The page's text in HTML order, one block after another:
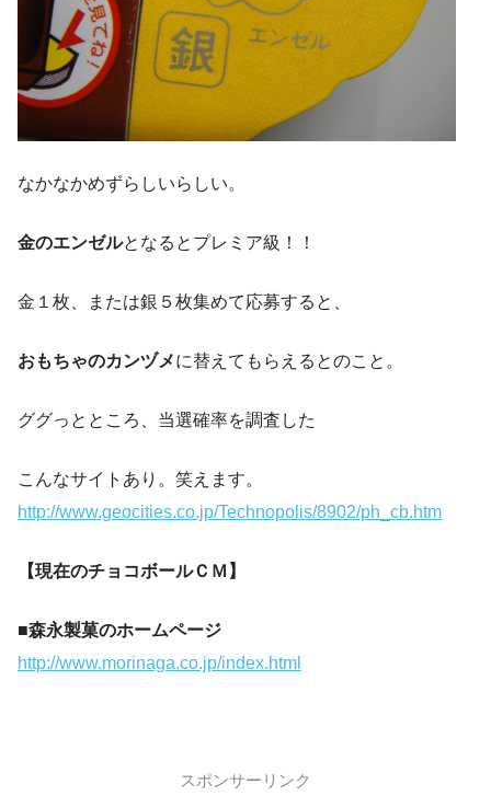
なかなかめずらしいらしい。
金のエンゼルとなるとプレミア級！！
金１枚、または銀５枚集めて応募すると、
おもちゃのカンヅメに替えてもらえるとのこと。
ググっとところ、当選確率を調査した
こんなサイトあり。笑えます。
http://www.geocities.co.jp/Technopolis/8902/ph_cb.htm
【現在のチョコボールＣＭ】
■森永製菓のホームページ
http://www.morinaga.co.jp/index.html
スポンサーリンク